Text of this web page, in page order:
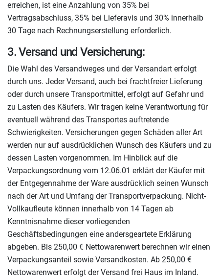
erreichen, ist eine Anzahlung von 35% bei
Vertragsabschluss, 35% bei Lieferavis und 30% innerhalb
30 Tage nach Rechnungserstellung erforderlich.
3. Versand und Versicherung:
Die Wahl des Versandweges und der Versandart erfolgt
durch uns. Jeder Versand, auch bei frachtfreier Lieferung
oder durch unsere Transportmittel, erfolgt auf Gefahr und
zu Lasten des Käufers. Wir tragen keine Verantwortung für
eventuell während des Transportes auftretende
Schwierigkeiten. Versicherungen gegen Schäden aller Art
werden nur auf ausdrücklichen Wunsch des Käufers und zu
dessen Lasten vorgenommen. Im Hinblick auf die
Verpackungsordnung vom 12.06.01 erklärt der Käufer mit
der Entgegennahme der Ware ausdrücklich seinen Wunsch
nach der Art und Umfang der Transportverpackung. Nicht-
Vollkaufleute können innerhalb von 14 Tagen ab
Kenntnisnahme dieser vorliegenden
Geschäftsbedingungen eine andersgeartete Erklärung
abgeben. Bis 250,00 € Nettowarenwert berechnen wir einen
Verpackungsanteil sowie Versandkosten. Ab 250,00 €
Nettowarenwert erfolgt der Versand frei Haus im Inland.